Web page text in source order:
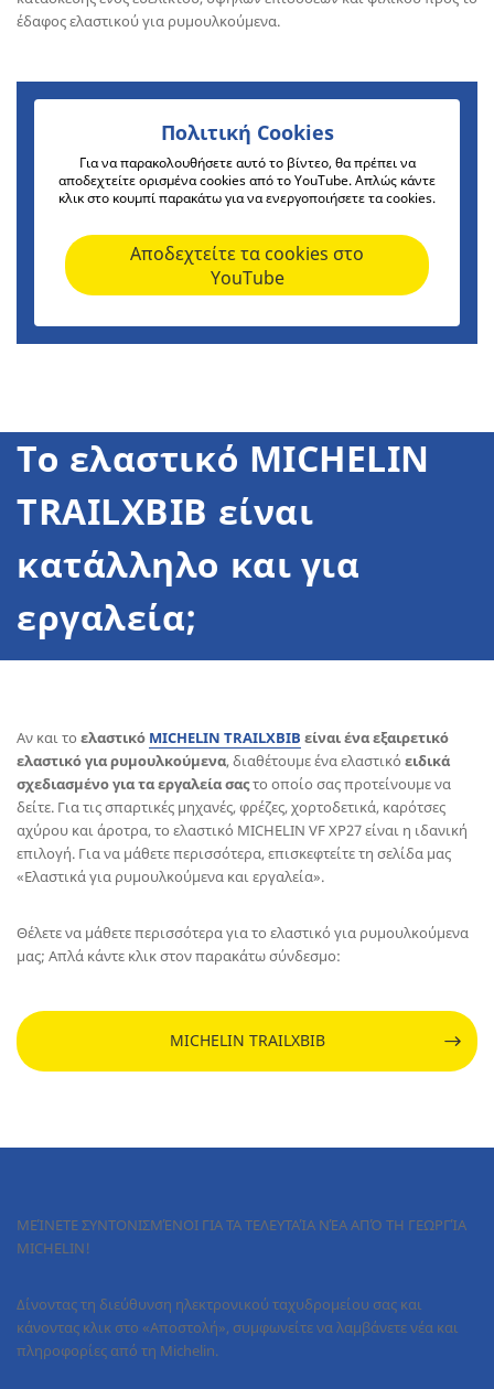
έδαφος ελαστικού για ρυμουλκούμενα.
Πολιτική Cookies
Για να παρακολουθήσετε αυτό το βίντεο, θα πρέπει να
αποδεχτείτε ορισμένα cookies από το YouTube. Απλώς κάντε
κλικ στο κουμπί παρακάτω για να ενεργοποιήσετε τα cookies.
Αποδεχτείτε τα cookies στο
YouTube
Το ελαστικό MICHELIN
TRAILXBIB είναι
κατάλληλο και για
εργαλεία;
Αν και το ελαστικό MICHELIN TRAILXBIB είναι ένα εξαιρετικό
ελαστικό για ρυμουλκούμενα, διαθέτουμε ένα ελαστικό ειδικά
σχεδιασμένο για τα εργαλεία σαςτο οποίο σας προτείνουμε να
δείτε. Για τις σπαρτικές μηχανές, φρέζες, χορτοδετικά, καρότσες
αχύρου και άροτρα, το ελαστικό MICHELIN VF XP27 είναι η ιδανική
επιλογή. Για να μάθετε περισσότερα, επισκεφτείτε τη σελίδα μας
«Ελαστικά για ρυμουλκούμενα και εργαλεία».
Θέλετε να μάθετε περισσότερα για το ελαστικό για ρυμουλκούμενα
μας; Απλά κάντε κλικ στον παρακάτω σύνδεσμο:
MICHELIN TRAILXBIB
ΜΕΊΝΕΤΕ ΣΥΝΤΟΝΙΣΜΈΝΟΙ ΓΙΑ ΤΑ ΤΕΛΕΥΤΑΊΑ ΝΈΑ ΑΠΌ ΤΗ ΓΕΩΡΓΊΑ
MICHELIN!
Δίνοντας τη διεύθυνση ηλεκτρονικού ταχυδρομείου σας και
κάνοντας κλικ στο «Αποστολή», συμφωνείτε να λαμβάνετε νέα και
πληροφορίες από τη Michelin.